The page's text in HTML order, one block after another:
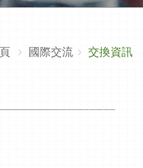
國際交流 交換資訊